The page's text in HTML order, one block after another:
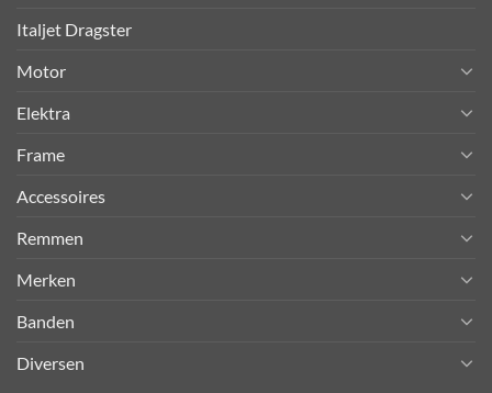
Italjet Dragster
Motor
Elektra
Frame
Accessoires
Remmen
Merken
Banden
Diversen